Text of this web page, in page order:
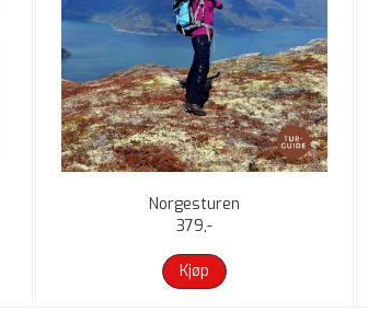
Norgesturen
379,-
Kjøp